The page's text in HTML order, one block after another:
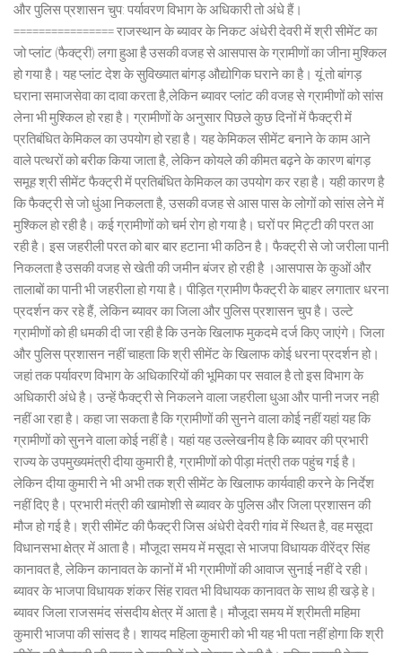
और पुलिस प्रशासन चुप: पर्यावरण विभाग के अधिकारी तो अंधे हैं।
================ राजस्थान के ब्यावर के निकट अंधेरी देवरी में श्री सीमेंट का
जो प्लांट (फैक्ट्री) लगा हुआ है उसकी वजह से आसपास के ग्रामीणों का जीना मुश्किल
हो गया है। यह प्लांट देश के सुविख्यात बांगड़ औद्योगिक घराने का है। यूं तो बांगड़
घराना समाजसेवा का दावा करता है,लेकिन ब्यावर प्लांट की वजह से ग्रामीणों को सांस
लेना भी मुश्किल हो रहा है। ग्रामीणों के अनुसार पिछले कुछ दिनों में फैक्ट्री में
प्रतिबंधित केमिकल का उपयोग हो रहा है। यह केमिकल सीमेंट बनाने के काम आने
वाले पत्थरों को बरीक किया जाता है, लेकिन कोयले की कीमत बढ़ने के कारण बांगड़
समूह श्री सीमेंट फैक्ट्री में प्रतिबंधित केमिकल का उपयोग कर रहा है। यही कारण है
कि फैक्ट्री से जो धुंआ निकलता है, उसकी वजह से आस पास के लोगों को सांस लेने में
मुश्किल हो रही है। कई ग्रामीणों को चर्म रोग हो गया है। घरों पर मिट्टी की परत आ
रही है। इस जहरीली परत को बार बार हटाना भी कठिन है। फैक्ट्री से जो जरीला पानी
निकलता है उसकी वजह से खेती की जमीन बंजर हो रही है ।आसपास के कुओं और
तालाबों का पानी भी जहरीला हो गया है। पीड़ित ग्रामीण फैक्ट्री के बाहर लगातार धरना
प्रदर्शन कर रहे हैं, लेकिन ब्यावर का जिला और पुलिस प्रशासन चुप है। उल्टे
ग्रामीणों को ही धमकी दी जा रही है कि उनके खिलाफ मुकदमे दर्ज किए जाएंगे। जिला
और पुलिस प्रशासन नहीं चाहता कि श्री सीमेंट के खिलाफ कोई धरना प्रदर्शन हो।
जहां तक पर्यावरण विभाग के अधिकारियों की भूमिका पर सवाल है तो इस विभाग के
अधिकारी अंधे है। उन्हें फैक्ट्री से निकलने वाला जहरीला धुआ और पानी नजर नही
नहीं आ रहा है। कहा जा सकता है कि ग्रामीणों की सुनने वाला कोई नहीं यहां यह कि
ग्रामीणों को सुनने वाला कोई नहीं है। यहां यह उल्लेखनीय है कि ब्यावर की प्रभारी
राज्य के उपमुख्यमंत्री दीया कुमारी है, ग्रामीणों को पीड़ा मंत्री तक पहुंच गई है।
लेकिन दीया कुमारी ने भी अभी तक श्री सीमेंट के खिलाफ कार्यवाही करने के निर्देश
नहीं दिए है। प्रभारी मंत्री की खामोशी से ब्यावर के पुलिस और जिला प्रशासन की
मौज हो गई है। श्री सीमेंट की फैक्ट्री जिस अंधेरी देवरी गांव में स्थित है, वह मसूदा
विधानसभा क्षेत्र में आता है। मौजूदा समय में मसूदा से भाजपा विधायक वीरेंद्र सिंह
कानावत है, लेकिन कानावत के कानों में भी ग्रामीणों की आवाज सुनाई नहीं दे रही।
ब्यावर के भाजपा विधायक शंकर सिंह रावत भी विधायक कानावत के साथ ही खड़े हे।
ब्यावर जिला राजसमंद संसदीय क्षेत्र में आता है। मौजूदा समय में श्रीमती महिमा
कुमारी भाजपा की सांसद है। शायद महिला कुमारी को भी यह भी पता नहीं होगा कि श्री